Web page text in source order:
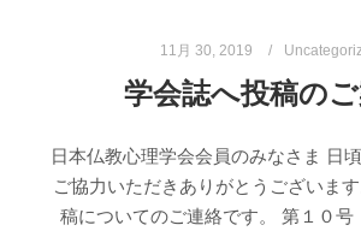
11月 30, 2019
学会誌へ投稿の
日本仏教心理学会会員のみなさま 日
ご協力いただきありがとうございま
稿についてのご連絡です。 第１０号